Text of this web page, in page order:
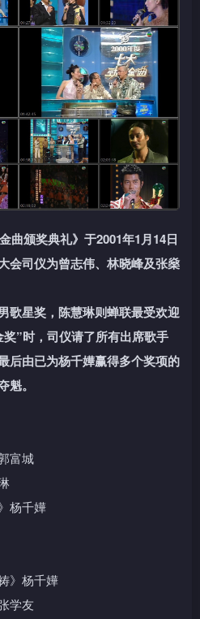
曲颁奖典礼》于2001年1月14日
会司仪为曾志伟、林晓峰及张燊
歌星奖，陈慧琳则蝉联最受欢迎
”时，司仪请了所有出席歌手
后由已为杨千嬅赢得多个奖项的
魁。
富城
杨千嬅
》杨千嬅
学友